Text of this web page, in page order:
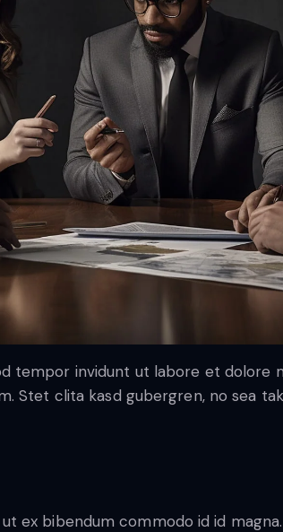
tempor invidunt ut labore et dolore
Stet clita kasd gubergren, no sea
ex bibendum commodo id id